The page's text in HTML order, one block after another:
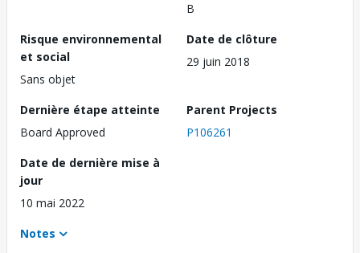
B
Risque environnemental
et social
Sans objet
Date de clôture
29 juin 2018
Dernière étape atteinte
Board Approved
Parent Projects
P106261
Date de dernière mise à
jour
10 mai 2022
Notes